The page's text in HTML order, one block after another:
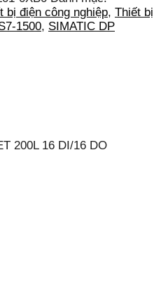
bị điện công nghiệp, Thiết bị
1500, SIMATIC DP
200L 16 DI/16 DO